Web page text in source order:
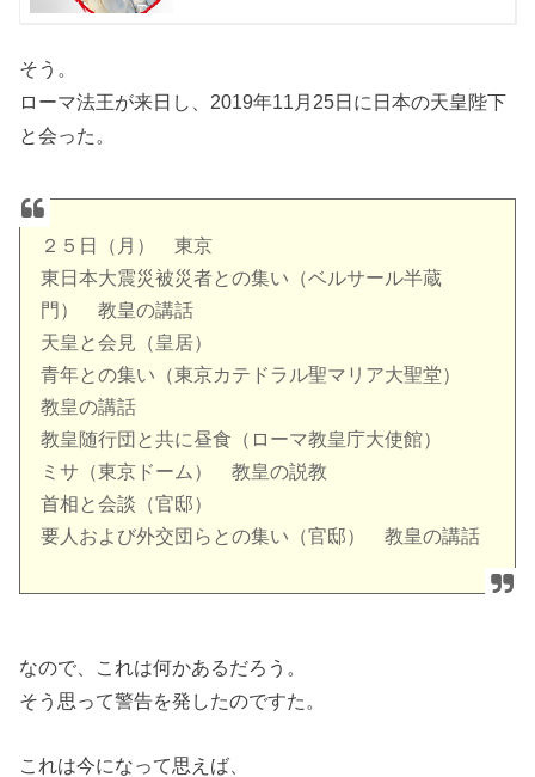
そう。
ローマ法王が来日し、2019年11月25日に日本の天皇陛下
と会った。
２５日（月） 東京
東日本大震災被災者との集い（ベルサール半蔵
門） 教皇の講話
天皇と会見（皇居）
青年との集い（東京カテドラル聖マリア大聖堂）
教皇の講話
教皇随行団と共に昼食（ローマ教皇庁大使館）
ミサ（東京ドーム） 教皇の説教
首相と会談（官邸）
要人および外交団らとの集い（官邸） 教皇の講話
なので、これは何かあるだろう。
そう思って警告を発したのですた。
これは今になって思えば、